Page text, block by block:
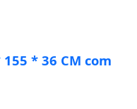
* 36 CM com